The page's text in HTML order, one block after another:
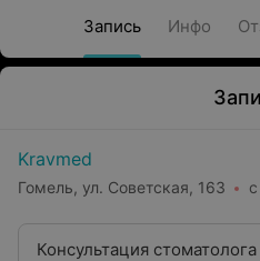
Запись Инфо
Kravmed
Гомель, ул. Советская, 163
Консультация стоматолога